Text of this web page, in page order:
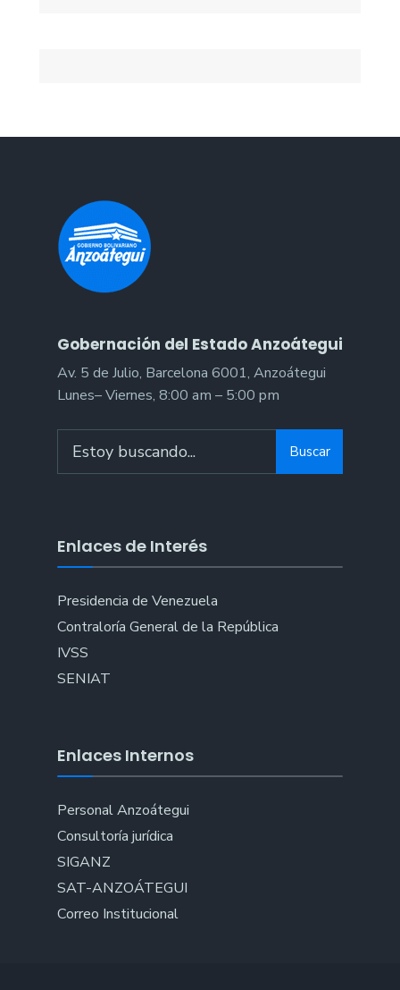
Gobernación del Estado Anzoátegui
Av. 5 de Julio, Barcelona 6001, Anzoátegui
Lunes– Viernes, 8:00 am – 5:00 pm
for:
Buscar
Enlaces de Interés
Presidencia de Venezuela
Contraloría General de la República
IVSS
SENIAT
Enlaces Internos
Personal Anzoátegui
Consultoría jurídica
SIGANZ
SAT-ANZOÁTEGUI
Correo Institucional